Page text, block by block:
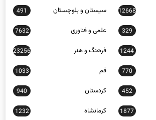
4873 سمنان 1185
12668 سیستان و بلوچستان 491
329 علمی و فناوری 7632
1244 فرهنگ و هنر 23256
770 قم 1033
452 کردستان 940